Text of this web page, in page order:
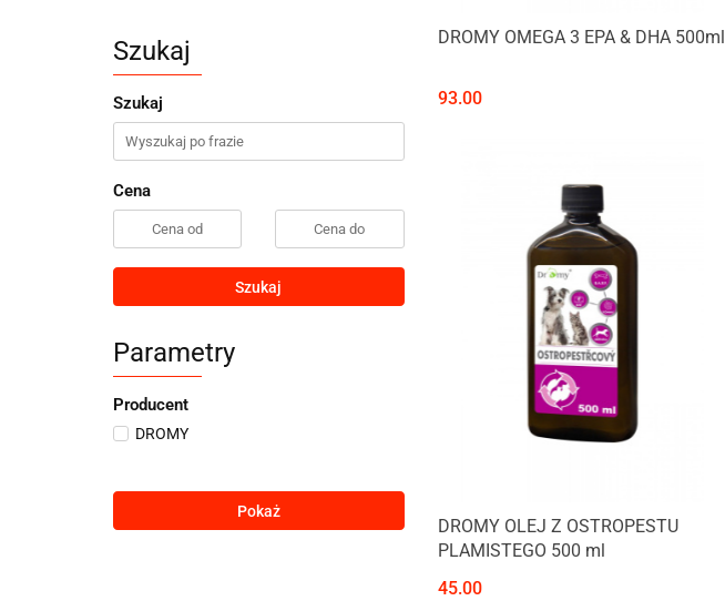
Szukaj
Szukaj
Cena
Szukaj
Parametry
Producent
DROMY
Pokaż
DROMY OMEGA 3 EPA & DHA 500ml
93.00
DROMY OLEJ Z OSTROPESTU
PLAMISTEGO 500 ml
45.00